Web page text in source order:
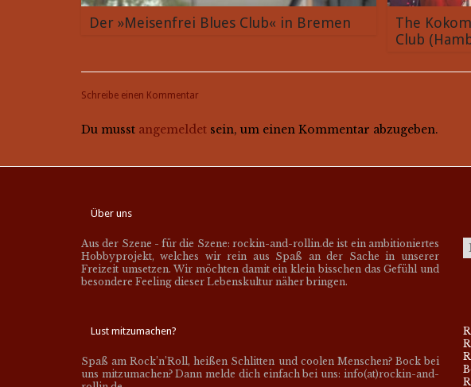
Der »Meisenfrei Blues Club« in Bremen
The
Club
Schreibe einen Kommentar
Du musst angemeldet sein, um einen Kommentar abzugeben.
Über uns
Aus der Szene - für die Szene: rockin-and-rollin.de ist ein ambitioniertes
Hobbyprojekt, welches wir rein aus Spaß an der Sache in unserer
Freizeit umsetzen. Wir möchten damit ein klein bisschen das Gefühl und
besondere Feeling dieser Lebenskultur näher bringen.
Lust mitzumachen?
Spaß am Rock’n’Roll, heißen Schlitten und coolen Menschen? Bock bei
uns mitzumachen? Dann melde dich einfach bei uns: info(at)rockin-and-